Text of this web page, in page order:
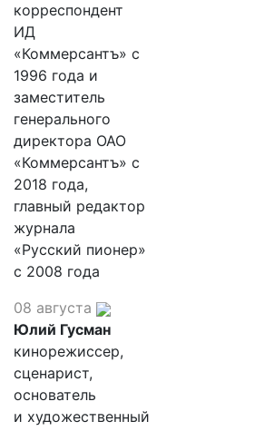
корреспондент
ИД
«Коммерсантъ» с
1996 года и
заместитель
генерального
директора ОАО
«Коммерсантъ» с
2018 года,
главный редактор
журнала
«Русский пионер»
с 2008 года
08 августа
Юлий Гусман
кинорежиссер,
сценарист,
основатель
и художественный